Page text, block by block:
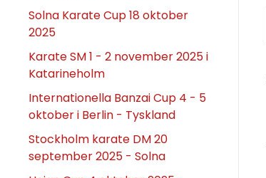
Solna Karate Cup 18 oktober
2025
Karate SM 1 - 2 november 2025 i
Katarineholm
Internationella Banzai Cup 4 - 5
oktober i Berlin - Tyskland
Stockholm karate DM 20
september 2025 - Solna